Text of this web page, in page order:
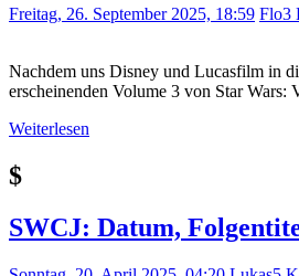
Freitag, 26. September 2025, 18:59 Flo3
Nachdem uns Disney und Lucasfilm in
erscheinenden Volume 3 von Star
Weiterlesen
$
SWCJ: Datum,